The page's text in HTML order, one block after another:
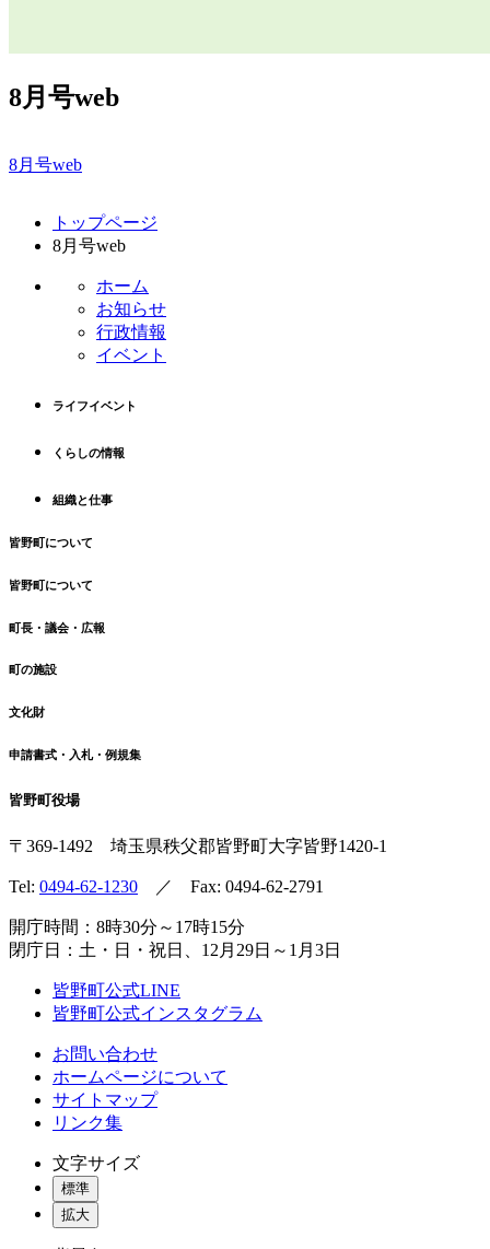
8月号web
8月号web
トップページ
8月号web
ホーム
お知らせ
行政情報
イベント
ライフイベント
くらしの情報
組織と仕事
皆野町について
皆野町について
町長・議会・広報
町の施設
文化財
申請書式・入札・例規集
皆野町役場
〒369-1492 埼玉県秩父郡皆野町大字皆野1420-1
Tel: 0494-62-1230 ／ Fax: 0494-62-2791
開庁時間：8時30分～17時15分
閉庁日：土・日・祝日、12月29日～1月3日
皆野町公式LINE
皆野町公式インスタグラム
お問い合わせ
ホームページについて
サイトマップ
リンク集
文字サイズ
標準
拡大